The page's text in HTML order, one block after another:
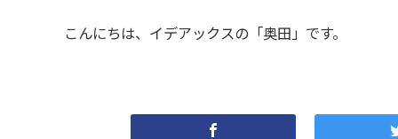
こんにちは、イデアックスの「奥田」です。